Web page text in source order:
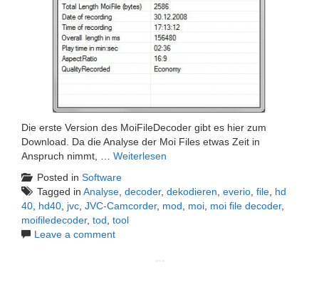
Die erste Version des MoiFileDecoder gibt es hier zum
Download. Da die Analyse der Moi Files etwas Zeit in
Anspruch nimmt, … Weiterlesen
Posted in Software
Tagged in Analyse, decoder, dekodieren, everio, file, hd
40, hd40, jvc, JVC-Camcorder, mod, moi, moi file decoder,
moifiledecoder, tod, tool
Leave a comment